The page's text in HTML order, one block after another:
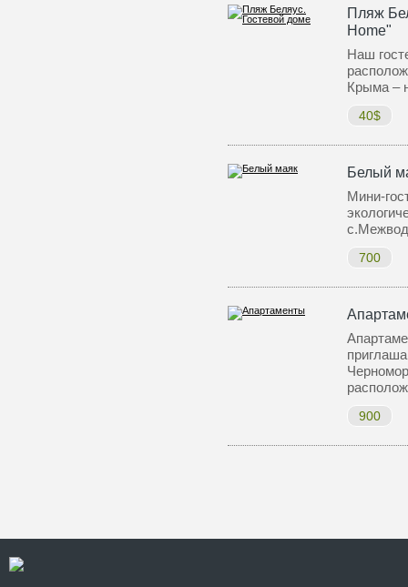
Пляж
Home"
Наш
Крыма –
40$
Белый
Мини-
700
900